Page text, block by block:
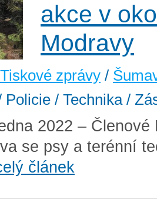
akce v
Modravy
Tiskové zprávy /
/ Technika /
2022 – Členové
se psy a terénní
článek